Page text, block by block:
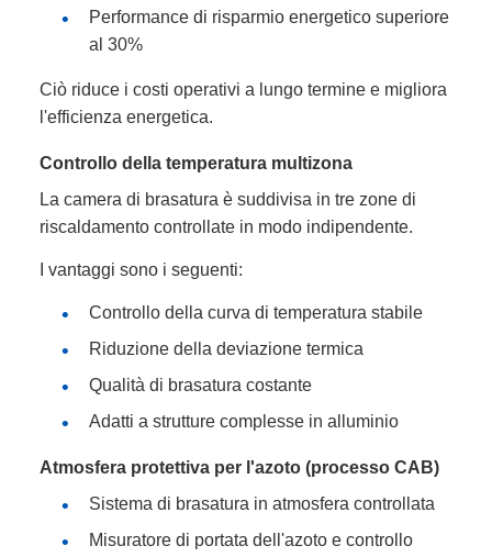
Performance di risparmio energetico superiore
al 30%
Ciò riduce i costi operativi a lungo termine e migliora
l'efficienza energetica.
Controllo della temperatura multizona
La camera di brasatura è suddivisa in tre zone di
riscaldamento controllate in modo indipendente.
I vantaggi sono i seguenti:
Controllo della curva di temperatura stabile
Riduzione della deviazione termica
Qualità di brasatura costante
Adatti a strutture complesse in alluminio
Atmosfera protettiva per l'azoto (processo CAB)
Sistema di brasatura in atmosfera controllata
Misuratore di portata dell'azoto e controllo